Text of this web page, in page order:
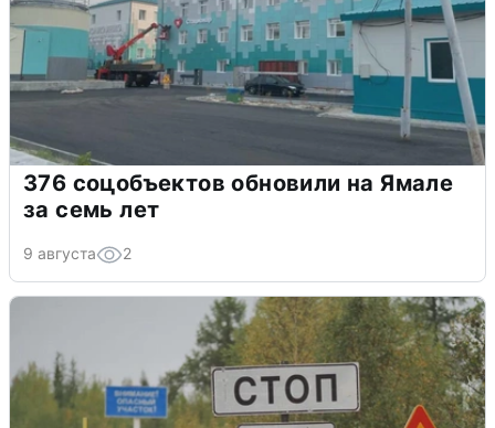
376 соцобъектов обновили на Ямале
за семь лет
9 августа 2